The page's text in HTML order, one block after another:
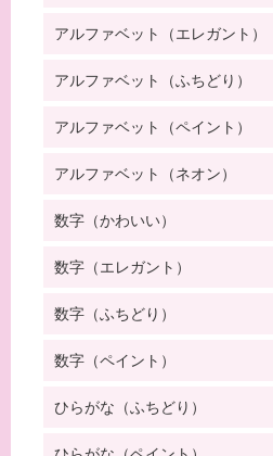
アルファベット（エレガント）
アルファベット（ふちどり）
アルファベット（ペイント）
アルファベット（ネオン）
数字（かわいい）
数字（エレガント）
数字（ふちどり）
数字（ペイント）
ひらがな（ふちどり）